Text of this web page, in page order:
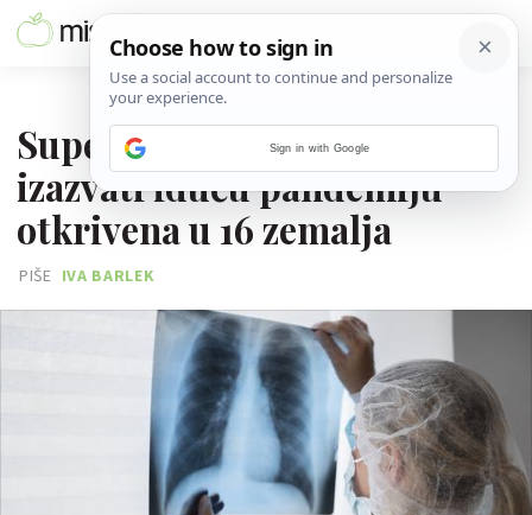
Superbakterija koja bi mogla
izazvati iduću pandemiju
otkrivena u 16 zemalja
PIŠE IVA BARLEK
Sign in with Google